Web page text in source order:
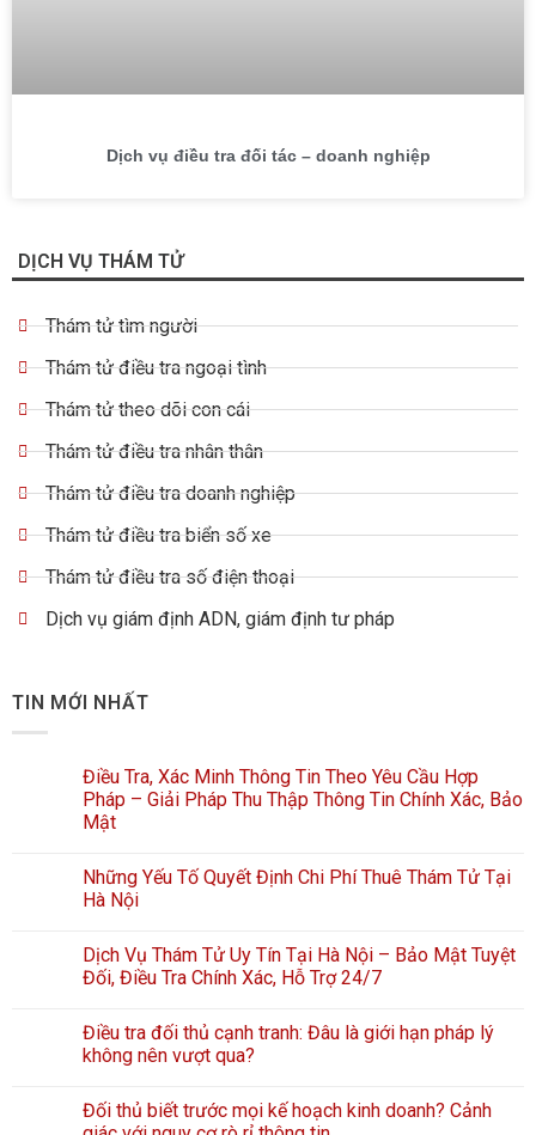
Dịch vụ điều tra đối tác – doanh nghiệp
DỊCH VỤ THÁM TỬ
Thám tử tìm người
Thám tử điều tra ngoại tình
Thám tử theo dõi con cái
Thám tử điều tra nhân thân
Thám tử điều tra doanh nghiệp
Thám tử điều tra biển số xe
Thám tử điều tra số điện thoại
Dịch vụ giám định ADN, giám định tư pháp
TIN MỚI NHẤT
Điều Tra, Xác Minh Thông Tin Theo Yêu Cầu Hợp
Pháp – Giải Pháp Thu Thập Thông Tin Chính Xác, Bảo
Mật
Những Yếu Tố Quyết Định Chi Phí Thuê Thám Tử Tại
Hà Nội
Dịch Vụ Thám Tử Uy Tín Tại Hà Nội – Bảo Mật Tuyệt
Đối, Điều Tra Chính Xác, Hỗ Trợ 24/7
Điều tra đối thủ cạnh tranh: Đâu là giới hạn pháp lý
không nên vượt qua?
Đối thủ biết trước mọi kế hoạch kinh doanh? Cảnh